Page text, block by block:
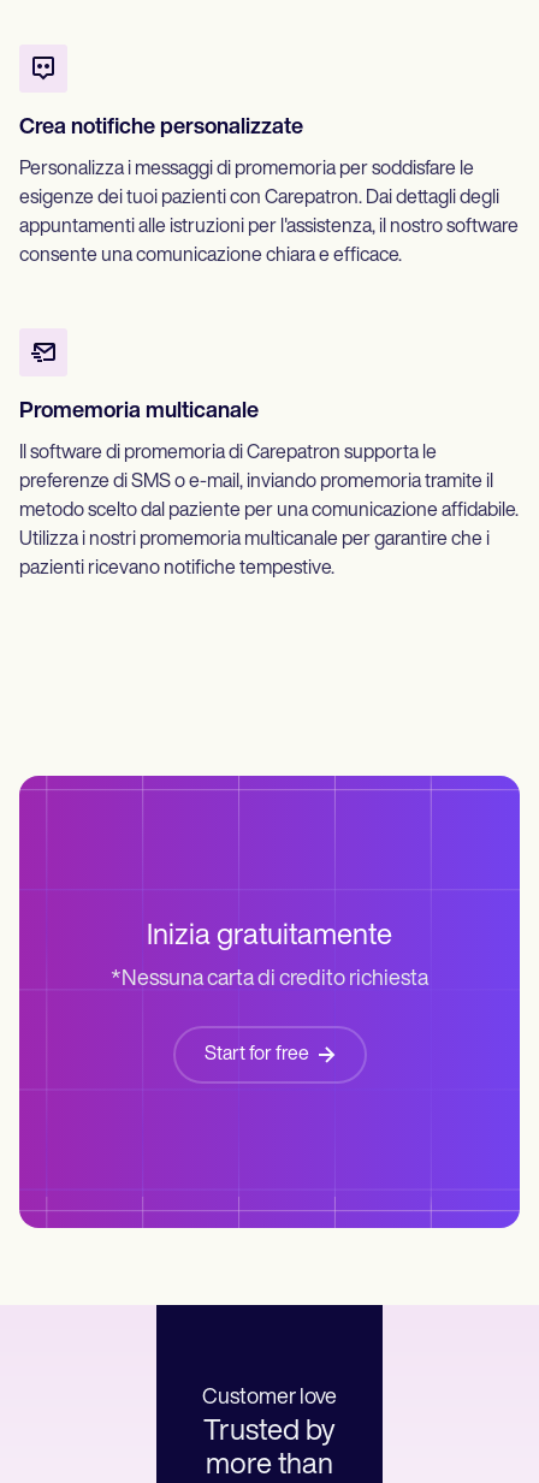
Crea notifiche personalizzate
Personalizza i messaggi di promemoria per soddisfare le
esigenze dei tuoi pazienti con Carepatron. Dai dettagli degli
appuntamenti alle istruzioni per l'assistenza, il nostro software
consente una comunicazione chiara e efficace.
Promemoria multicanale
Il software di promemoria di Carepatron supporta le
preferenze di SMS o e-mail, inviando promemoria tramite il
metodo scelto dal paziente per una comunicazione affidabile.
Utilizza i nostri promemoria multicanale per garantire che i
pazienti ricevano notifiche tempestive.
Inizia gratuitamente
*Nessuna carta di credito richiesta
Start for free
Customer love
Trusted by
more than